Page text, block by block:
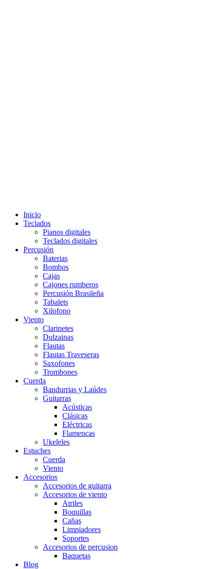
Inicio
Teclados
Pianos digitales
Teclados digitales
Percusión
Baterias
Bombos
Cajas
Cajones rumberos
Percusión Brasileña
Tabalets
Xilofono
Viento
Clarinetes
Dulzainas
Flautas
Flautas Traveseras
Saxofones
Trombones
Cuerda
Bandurrias y Laúdes
Guitarras
Acústicas
Clásicas
Eléctricas
Flamencas
Ukeleles
Estuches
Cuerda
Viento
Accesorios
Accesorios de guitarra
Accesorios de viento
Atriles
Boquillas
Cañas
Limpiadores
Soportes
Accesorios de percusion
Baquetas
Blog